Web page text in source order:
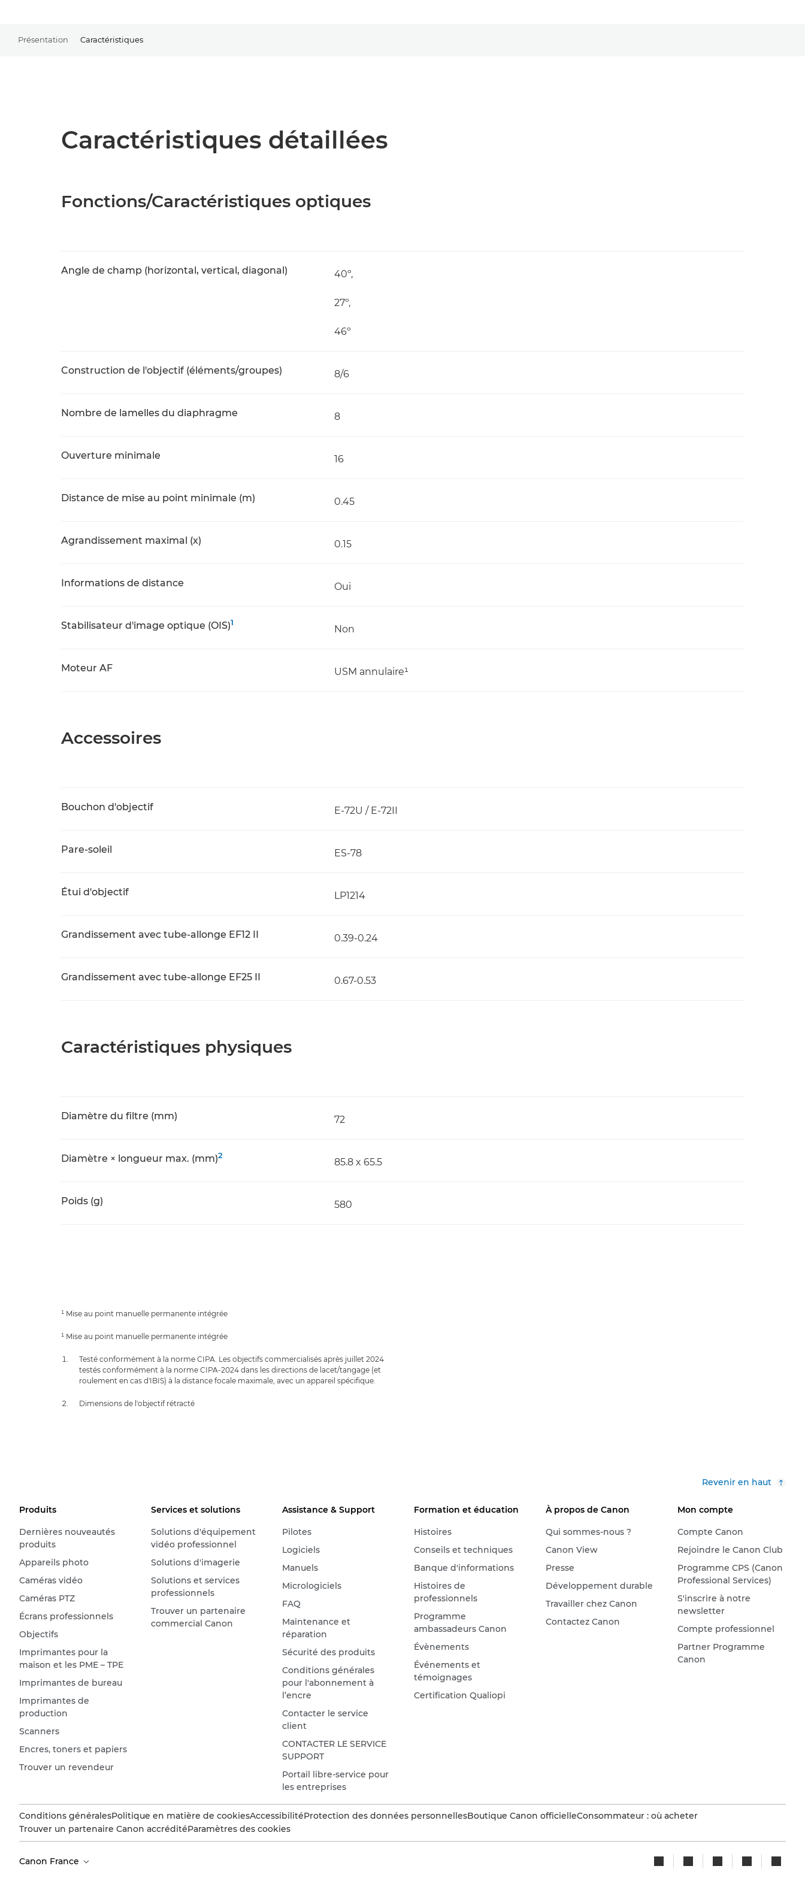
Présentation Caractéristiques
Caractéristiques détaillées
Fonctions/Caractéristiques optiques
Angle de champ (horizontal, vertical, diagonal) 40º,
27º,
46º
Construction de l'objectif (éléments/groupes) 8/6
Nombre de lamelles du diaphragme 8
Ouverture minimale 16
Distance de mise au point minimale (m) 0.45
Agrandissement maximal (x) 0.15
Informations de distance Oui
Stabilisateur d'image optique (OIS)1
Non
Moteur AF USM annulaire¹
Accessoires
Bouchon d'objectif E-72U / E-72II
Pare-soleil ES-78
Étui d'objectif LP1214
Grandissement avec tube-allonge EF12 II 0.39-0.24
Grandissement avec tube-allonge EF25 II 0.67-0.53
Caractéristiques physiques
Diamètre du filtre (mm) 72
Diamètre × longueur max. (mm)2
85.8 x 65.5
Poids (g) 580
¹ Mise au point manuelle permanente intégrée
¹ Mise au point manuelle permanente intégrée
Testé conformément à la norme CIPA. Les objectifs commercialisés après juillet 2024
testés conformément à la norme CIPA-2024 dans les directions de lacet/tangage (et
roulement en cas d'IBIS) à la distance focale maximale, avec un appareil spécifique.
Dimensions de l'objectif rétracté
Revenir en haut
Produits
Dernières nouveautés
produits
Appareils photo
Caméras vidéo
Caméras PTZ
Écrans professionnels
Objectifs
Imprimantes pour la
maison et les PME – TPE
Imprimantes de bureau
Imprimantes de
production
Scanners
Encres, toners et papiers
Trouver un revendeur
Services et solutions
Solutions d'équipement
vidéo professionnel
Solutions d'imagerie
Solutions et services
professionnels
Trouver un partenaire
commercial Canon
Assistance & Support
Pilotes
Logiciels
Manuels
Micrologiciels
FAQ
Maintenance et
réparation
Sécurité des produits
Conditions générales
pour l'abonnement à
l’encre
Contacter le service
client
CONTACTER LE SERVICE
SUPPORT
Portail libre-service pour
les entreprises
Formation et éducation
Histoires
Conseils et techniques
Banque d'informations
Histoires de
professionnels
Programme
ambassadeurs Canon
Évènements
Événements et
témoignages
Certification Qualiopi
À propos de Canon
Qui sommes-nous ?
Canon View
Presse
Développement durable
Travailler chez Canon
Contactez Canon
Mon compte
Compte Canon
Rejoindre le Canon Club
Programme CPS (Canon
Professional Services)
S'inscrire à notre
newsletter
Compte professionnel
Partner Programme
Canon
Conditions généralesPolitique en matière de cookiesAccessibilitéProtection des données personnellesBoutique Canon officielleConsommateur : où acheter
Trouver un partenaire Canon accréditéParamètres des cookies
Canon France